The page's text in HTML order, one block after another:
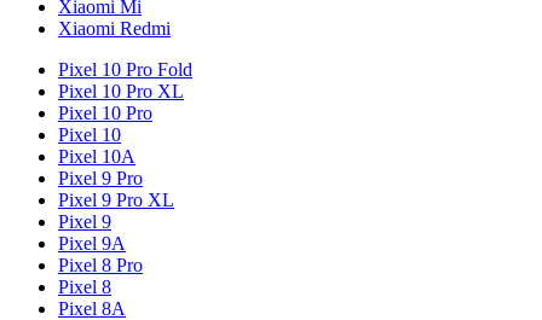
Xiaomi Mi
Xiaomi Redmi
Pixel 10 Pro Fold
Pixel 10 Pro XL
Pixel 10 Pro
Pixel 10
Pixel 10A
Pixel 9 Pro
Pixel 9 Pro XL
Pixel 9
Pixel 9A
Pixel 8 Pro
Pixel 8
Pixel 8A